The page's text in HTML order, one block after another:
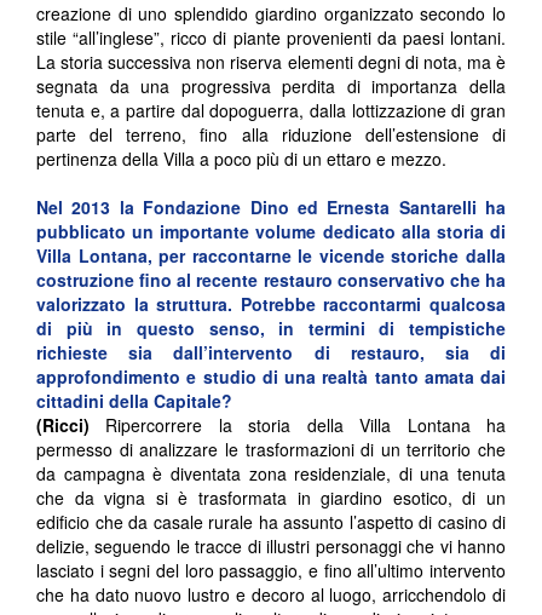
creazione di uno splendido giardino organizzato secondo lo
stile “all’inglese”, ricco di piante provenienti da paesi lontani.
La storia successiva non riserva elementi degni di nota, ma è
segnata da una progressiva perdita di importanza della
tenuta e, a partire dal dopoguerra, dalla lottizzazione di gran
parte del terreno, fino alla riduzione dell’estensione di
pertinenza della Villa a poco più di un ettaro e mezzo.
Nel 2013 la Fondazione Dino ed Ernesta Santarelli ha
pubblicato un importante volume dedicato alla storia di
Villa Lontana, per raccontarne le vicende storiche dalla
costruzione fino al recente restauro conservativo che ha
valorizzato la struttura. Potrebbe raccontarmi qualcosa
di più in questo senso, in termini di tempistiche
richieste sia dall’intervento di restauro, sia di
approfondimento e studio di una realtà tanto amata dai
cittadini della Capitale?
(Ricci) Ripercorrere la storia della Villa Lontana ha
permesso di analizzare le trasformazioni di un territorio che
da campagna è diventata zona residenziale, di una tenuta
che da vigna si è trasformata in giardino esotico, di un
edificio che da casale rurale ha assunto l’aspetto di casino di
delizie, seguendo le tracce di illustri personaggi che vi hanno
lasciato i segni del loro passaggio, e fino all’ultimo intervento
che ha dato nuovo lustro e decoro al luogo, arricchendolo di